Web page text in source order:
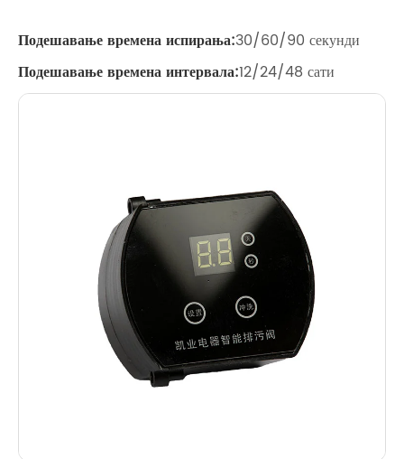
Подешавање времена испирања:30/60/90 секунди
Подешавање времена интервала:12/24/48 сати